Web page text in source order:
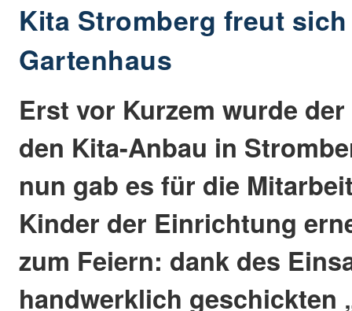
Kita Stromberg freut
Gartenhaus
Erst vor Kurzem wurde
den Kita-Anbau in
nun gab es für die
Kinder der Einrichtung
zum Feiern: dank des
handwerklich geschickten